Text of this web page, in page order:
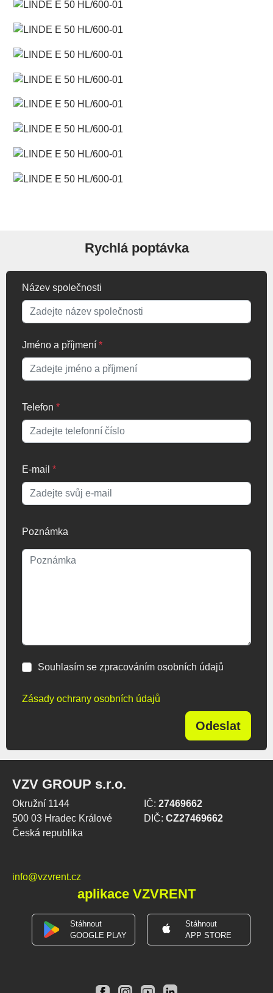
Rychlá poptávka
Název společnosti
Jméno a příjmení *
Telefon *
E-mail *
Poznámka
Souhlasím se zpracováním osobních údajů
Zásady ochrany osobních údajů
Odeslat
VZV GROUP s.r.o.
Okružní 1144
500 03 Hradec Králové
Česká republika
IČ: 27469662
DIČ: CZ27469662
info@vzvrent.cz
aplikace VZVRENT
Stáhnout
GOOGLE PLAY
Stáhnout
APP STORE